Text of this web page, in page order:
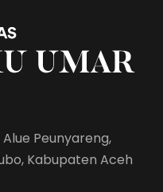
Peunyareng,
Kabupaten Aceh